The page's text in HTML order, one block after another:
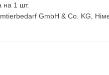
на 1 шт.
GmbH & Co. KG,